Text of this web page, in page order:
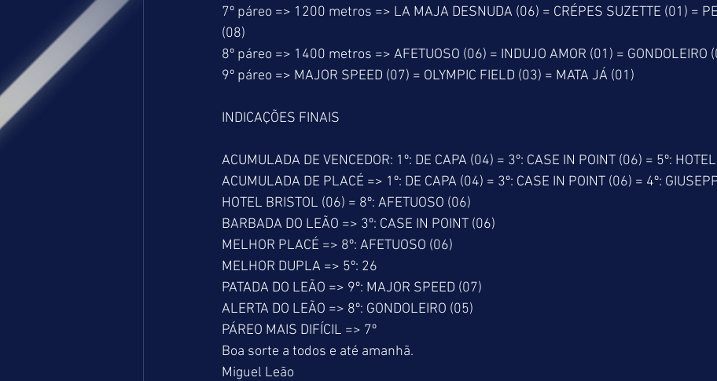
7º páreo => 1200 metros => LA MAJA DESNUDA (06) = CRÉPES SUZETTE (01) =
(08)
8º páreo => 1400 metros => AFETUOSO (06) = INDUJO AMOR (01) = GONDOLEIRO
9º páreo => MAJOR SPEED (07) = OLYMPIC FIELD (03) = MATA JÁ (01)
INDICAÇÕES FINAIS
ACUMULADA DE VENCEDOR: 1º: DE CAPA (04) = 3º: CASE IN POINT (06) = 5º:
ACUMULADA DE PLACÉ => 1º: DE CAPA (04) = 3º: CASE IN POINT (06) = 4º:
HOTEL BRISTOL (06) = 8º: AFETUOSO (06)
BARBADA DO LEÃO => 3º: CASE IN POINT (06)
MELHOR PLACÉ => 8º: AFETUOSO (06)
MELHOR DUPLA => 5º: 26
PATADA DO LEÃO => 9º: MAJOR SPEED (07)
ALERTA DO LEÃO => 8º: GONDOLEIRO (05)
PÁREO MAIS DIFÍCIL => 7º
Boa sorte a todos e até amanhã.
Miguel Leão